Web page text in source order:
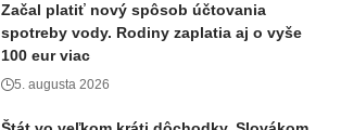
Začal platiť nový spôsob účtovania
spotreby vody. Rodiny zaplatia aj o vyše
100 eur viac
5. augusta 2026